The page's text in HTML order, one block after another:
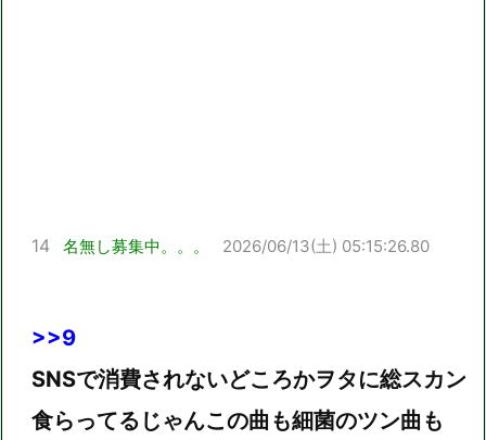
14 名無し募集中。。。 2026/06/13(土) 05:15:26.80
>>9
SNSで消費されないどころかヲタに総スカン
食らってるじゃんこの曲も細菌のツン曲も